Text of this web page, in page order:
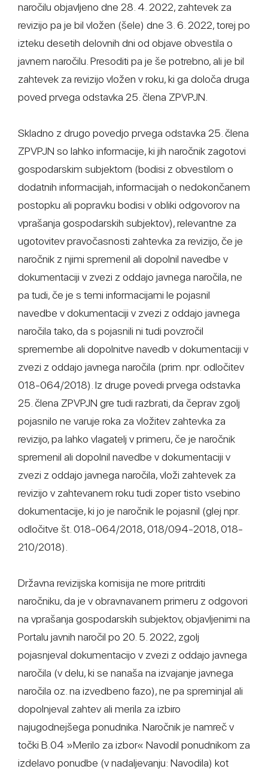
naročilu objavljeno dne 28. 4. 2022, zahtevek za
revizijo pa je bil vložen (šele) dne 3. 6. 2022, torej po
izteku desetih delovnih dni od objave obvestila o
javnem naročilu. Presoditi pa je še potrebno, ali je bil
zahtevek za revizijo vložen v roku, ki ga določa druga
poved prvega odstavka 25. člena ZPVPJN.
Skladno z drugo povedjo prvega odstavka 25. člena
ZPVPJN so lahko informacije, ki jih naročnik zagotovi
gospodarskim subjektom (bodisi z obvestilom o
dodatnih informacijah, informacijah o nedokončanem
postopku ali popravku bodisi v obliki odgovorov na
vprašanja gospodarskih subjektov), relevantne za
ugotovitev pravočasnosti zahtevka za revizijo, če je
naročnik z njimi spremenil ali dopolnil navedbe v
dokumentaciji v zvezi z oddajo javnega naročila, ne
pa tudi, če je s temi informacijami le pojasnil
navedbe v dokumentaciji v zvezi z oddajo javnega
naročila tako, da s pojasnili ni tudi povzročil
spremembe ali dopolnitve navedb v dokumentaciji v
zvezi z oddajo javnega naročila (prim. npr. odločitev
018-064/2018). Iz druge povedi prvega odstavka
25. člena ZPVPJN gre tudi razbrati, da čeprav zgolj
pojasnilo ne varuje roka za vložitev zahtevka za
revizijo, pa lahko vlagatelj v primeru, če je naročnik
spremenil ali dopolnil navedbe v dokumentaciji v
zvezi z oddajo javnega naročila, vloži zahtevek za
revizijo v zahtevanem roku tudi zoper tisto vsebino
dokumentacije, ki jo je naročnik le pojasnil (glej npr.
odločitve št. 018-064/2018, 018/094-2018, 018-
210/2018).
Državna revizijska komisija ne more pritrditi
naročniku, da je v obravnavanem primeru z odgovori
na vprašanja gospodarskih subjektov, objavljenimi na
Portalu javnih naročil po 20. 5. 2022, zgolj
pojasnjeval dokumentacijo v zvezi z oddajo javnega
naročila (v delu, ki se nanaša na izvajanje javnega
naročila oz. na izvedbeno fazo), ne pa spreminjal ali
dopolnjeval zahtev ali merila za izbiro
najugodnejšega ponudnika. Naročnik je namreč v
točki B.04 »Merilo za izbor« Navodil ponudnikom za
izdelavo ponudbe (v nadaljevanju: Navodila) kot